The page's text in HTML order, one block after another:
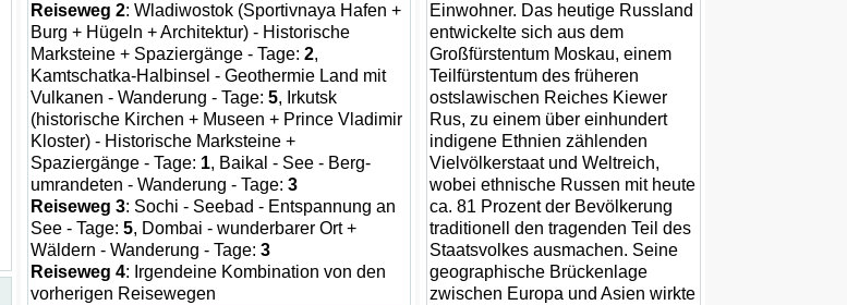
Reiseweg 2: Wladiwostok (Sportivnaya Hafen +
Burg + Hügeln + Architektur) - Historische
Marksteine + Spaziergänge - Tage: 2,
Kamtschatka-Halbinsel - Geothermie Land mit
Vulkanen - Wanderung - Tage: 5, Irkutsk
(historische Kirchen + Museen + Prince Vladimir
Kloster) - Historische Marksteine +
Spaziergänge - Tage: 1, Baikal - See - Berg-
umrandeten - Wanderung - Tage: 3
Reiseweg 3: Sochi - Seebad - Entspannung an
See - Tage: 5, Dombai - wunderbarer Ort +
Wäldern - Wanderung - Tage: 3
Reiseweg 4: Irgendeine Kombination von den
vorherigen Reisewegen
Einwohner. Das heutige Russland
entwickelte sich aus dem
Großfürstentum Moskau, einem
Teilfürstentum des früheren
ostslawischen Reiches Kiewer
Rus, zu einem über einhundert
indigene Ethnien zählenden
Vielvölkerstaat und Weltreich,
wobei ethnische Russen mit heute
ca. 81 Prozent der Bevölkerung
traditionell den tragenden Teil des
Staatsvolkes ausmachen. Seine
geographische Brückenlage
zwischen Europa und Asien wirkte